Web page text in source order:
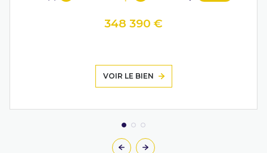
348 390 €
VOIR LE BIEN